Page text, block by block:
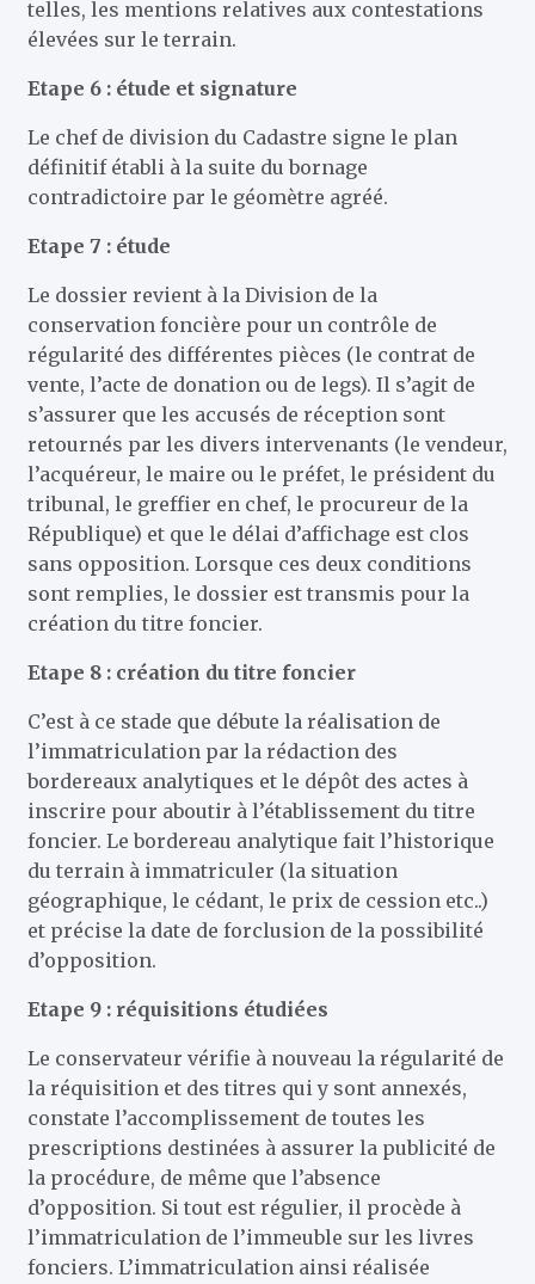
telles, les mentions relatives aux contestations
élevées sur le terrain.
Etape 6 : étude et signature
Le chef de division du Cadastre signe le plan
définitif établi à la suite du bornage
contradictoire par le géomètre agréé.
Etape 7 : étude
Le dossier revient à la Division de la
conservation foncière pour un contrôle de
régularité des différentes pièces (le contrat de
vente, l’acte de donation ou de legs). Il s’agit de
s’assurer que les accusés de réception sont
retournés par les divers intervenants (le vendeur,
l’acquéreur, le maire ou le préfet, le président du
tribunal, le greffier en chef, le procureur de la
République) et que le délai d’affichage est clos
sans opposition. Lorsque ces deux conditions
sont remplies, le dossier est transmis pour la
création du titre foncier.
Etape 8 : création du titre foncier
C’est à ce stade que débute la réalisation de
l’immatriculation par la rédaction des
bordereaux analytiques et le dépôt des actes à
inscrire pour aboutir à l’établissement du titre
foncier. Le bordereau analytique fait l’historique
du terrain à immatriculer (la situation
géographique, le cédant, le prix de cession etc..)
et précise la date de forclusion de la possibilité
d’opposition.
Etape 9 : réquisitions étudiées
Le conservateur vérifie à nouveau la régularité de
la réquisition et des titres qui y sont annexés,
constate l’accomplissement de toutes les
prescriptions destinées à assurer la publicité de
la procédure, de même que l’absence
d’opposition. Si tout est régulier, il procède à
l’immatriculation de l’immeuble sur les livres
fonciers. L’immatriculation ainsi réalisée